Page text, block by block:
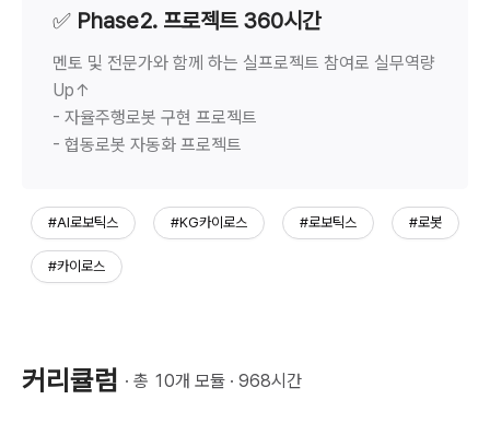
✅ Phase2. 프로젝트 360시간
멘토 및 전문가와 함께 하는 실프로젝트 참여로 실무역량
Up↑
- 자율주행로봇 구현 프로젝트
- 협동로봇 자동화 프로젝트 ​
#AI로보틱스 #KG카이로스 #로보틱스 #로봇
#카이로스
커리큘럼 · 총 10개 모듈 · 968시간